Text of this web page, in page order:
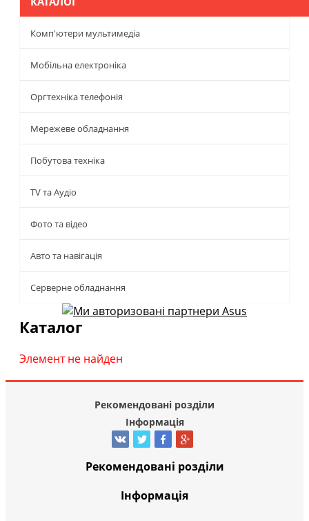
Комп'ютери мультимедіа
Мобільна електроніка
Оргтехніка телефонія
Мережеве обладнання
Побутова техніка
TV та Аудіо
Фото та відео
Авто та навігація
Серверне обладнання
Каталог
Элемент не найден
Рекомендовані розділи
Інформація
Рекомендовані розділи
Інформація